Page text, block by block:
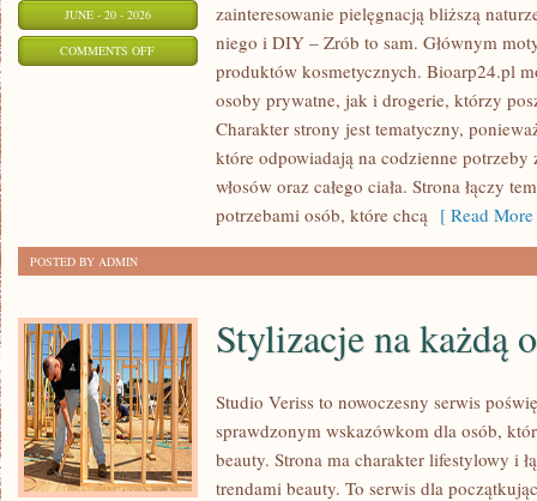
JUNE - 20 - 2026
COMMENTS OFFON
zainteresowanie pielęgnacją bliższą
niego i DIY – Zrób to sam. Głównym
produktów kosmetycznych. Bioarp24.pl
osoby prywatne, jak i drogerie, którzy
Charakter strony jest tematyczny,
które odpowiadają na codzienne potrzeby
włosów oraz całego ciała. Strona łączy
potrzebami osób, które chcą [ Read
POSTED BY ADMIN
Stylizacje na każdą
Studio Veriss to nowoczesny serwis
sprawdzonym wskazówkom dla osób,
beauty. Strona ma charakter lifestylowy i
trendami beauty. To serwis dla